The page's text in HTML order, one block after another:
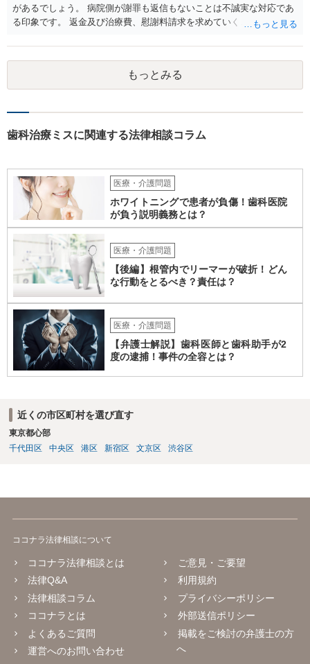
があるでしょう。 病院側が謝罪も返信もないことは不誠実な対応であ
る印象です。 返金及び治療費、慰謝料請求を求めていくことになるか
代理人として病院側との交渉窓口となることも方法の一つです。 ご自
身で内容証明を出される場合、書面にご質問者の不利になる事情を記
載した場合はそれ以降の交渉ハードルが上がってしまうため慎重に検
討されるとよいでしょう。
もっとみる
歯科治療ミスに関連する法律相談コラム
医療・介護問題
ホワイトニングで患者が負傷！歯科医院
が負う説明義務とは？
医療・介護問題
【後編】根管内でリーマーが破折！どん
な行動をとるべき？責任は？
医療・介護問題
【弁護士解説】歯科医師と歯科助手が2
度の逮捕！事件の全容とは？
近くの市区町村を選び直す
東京都心部
千代田区
中央区 港区 新宿区 文京区 渋谷区
ココナラ法律相談について
ココナラ法律相談とは
法律Q&A
法律相談コラム
ココナラとは
よくあるご質問
運営へのお問い合わせ
ご意見・ご要望
利用規約
プライバシーポリシー
外部送信ポリシー
掲載をご検討の弁護士の方
へ